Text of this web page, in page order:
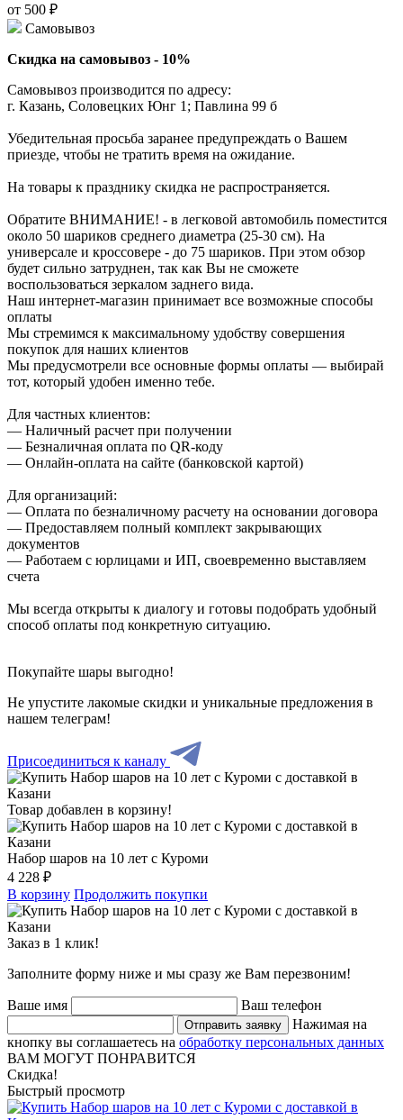
от 500 ₽
Самовывоз
Скидка на самовывоз - 10%
Самовывоз производится по адресу:
г. Казань, Соловецких Юнг 1; Павлина 99 б
Убедительная просьба заранее предупреждать о Вашем
приезде, чтобы не тратить время на ожидание.
На товары к празднику скидка не распространяется.
Обратите ВНИМАНИЕ! - в легковой автомобиль поместится
около 50 шариков среднего диаметра (25-30 см). На
универсале и кроссовере - до 75 шариков. При этом обзор
будет сильно затруднен, так как Вы не сможете
воспользоваться зеркалом заднего вида.
Наш интернет-магазин принимает все возможные способы
оплаты
Мы стремимся к максимальному удобству совершения
покупок для наших клиентов
Мы предусмотрели все основные формы оплаты — выбирай
тот, который удобен именно тебе.
Для частных клиентов:
— Наличный расчет при получении
— Безналичная оплата по QR-коду
— Онлайн-оплата на сайте (банковской картой)
Для организаций:
— Оплата по безналичному расчету на основании договора
— Предоставляем полный комплект закрывающих
документов
— Работаем с юрлицами и ИП, своевременно выставляем
счета
Мы всегда открыты к диалогу и готовы подобрать удобный
способ оплаты под конкретную ситуацию.
Покупайте шары выгодно!
Не упустите лакомые скидки и уникальные предложения в
нашем телеграм!
Присоединиться к каналу
Товар добавлен в корзину!
Набор шаров на 10 лет с Куроми
4 228 ₽
В корзину Продолжить покупки
Заказ в 1 клик!
Заполните форму ниже и мы сразу же Вам перезвоним!
Ваше имя Ваш телефон
Отправить заявку
Нажимая на
кнопку вы соглашаетесь на обработку персональных данных
ВАМ МОГУТ ПОНРАВИТСЯ
Скидка!
Быстрый просмотр